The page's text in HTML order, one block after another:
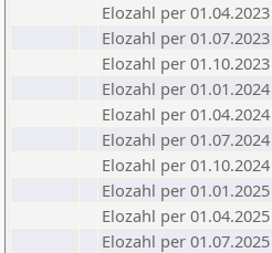
Elozahl per 01.04.2023
Elozahl per 01.07.2023
Elozahl per 01.10.2023
Elozahl per 01.01.2024
Elozahl per 01.04.2024
Elozahl per 01.07.2024
Elozahl per 01.10.2024
Elozahl per 01.01.2025
Elozahl per 01.04.2025
Elozahl per 01.07.2025